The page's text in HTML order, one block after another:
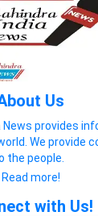
Us
News provides
We provide
the people.
Read more!
with Us!